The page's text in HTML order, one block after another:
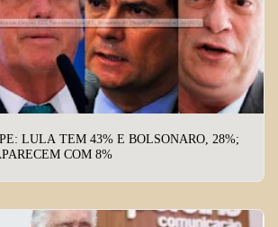
LULA TEM 43% E BOLSONARO, 28%;
COM 8%